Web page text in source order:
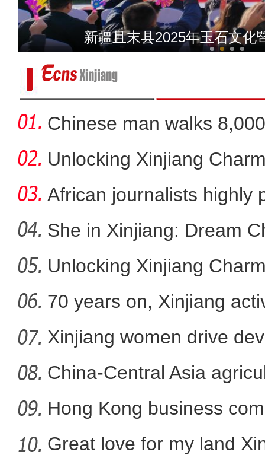
新疆哈密羊肉焖饼：鲜
金秋采棉忙 莎车县100
新疆且末县2025年玉石文化
Chinese man walks
Ro
Unlocking Xinjiang
African journalists highly
She in Xinjiang: Dream
Unlocking Xinjiang
70 years on, Xinjiang
women
Xinjiang women drive
seven d
China-Central Asia
Hong Kong business
op
Great love for my land